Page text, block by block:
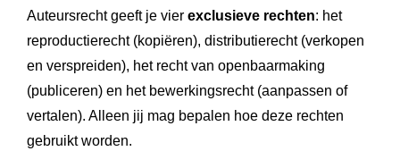
Auteursrecht geeft je vier exclusieve rechten: het
reproductierecht (kopiëren), distributierecht (verkopen
en verspreiden), het recht van openbaarmaking
(publiceren) en het bewerkingsrecht (aanpassen of
vertalen). Alleen jij mag bepalen hoe deze rechten
gebruikt worden.